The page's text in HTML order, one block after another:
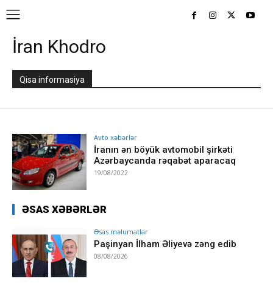
İran Khodro
Qisa informasiya
Avto xəbərlər
İranın ən böyük avtomobil şirkəti
Azərbaycanda rəqabət aparacaq
19/08/2022
ƏSAS XƏBƏRLƏR
Əsas məlumatlar
Paşinyan İlham Əliyevə zəng edib
08/08/2026